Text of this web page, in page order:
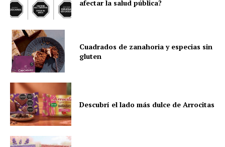
afectar la salud pública?
Cuadrados de zanahoria y especias sin
gluten
Descubrí el lado más dulce de Arrocitas